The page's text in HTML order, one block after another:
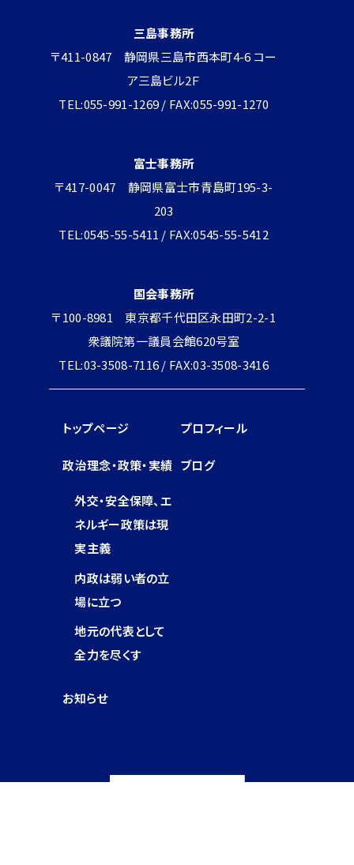
三島事務所
〒411-0847 静岡県三島市西本町4-6 コー
ア三島ビル2Ｆ
TEL:055-991-1269 / FAX:055-991-1270
富士事務所
〒417-0047 静岡県富士市青島町195-3-
203
TEL:0545-55-5411 / FAX:0545-55-5412
国会事務所
〒100-8981 東京都千代田区永田町2-2-1
衆議院第一議員会館620号室
TEL:03-3508-7116 / FAX:03-3508-3416
トップページ プロフィール
政治理念・政策・実績
外交・安全保障、エ
ネルギー政策は現
実主義
内政は弱い者の立
場に立つ
地元の代表として
全力を尽くす
ブログ
お知らせ